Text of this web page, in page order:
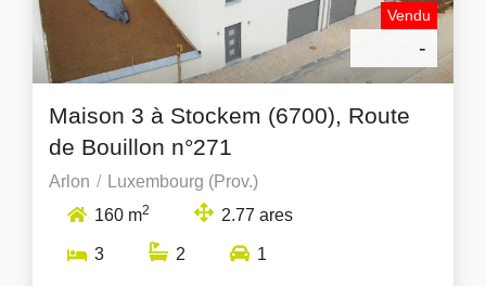
Vendu
-
Maison 3 à Stockem (6700), Route
de Bouillon n°271
Arlon
Luxembourg (Prov.)
160 m2 2.77 ares
3 2 1